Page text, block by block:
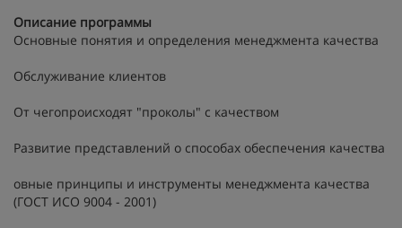
Описание программы
Основные понятия и определения менеджмента качества
Обслуживание клиентов
От чегопроисходят "проколы" с качеством
Развитие представлений о способах обеспечения качества
овные принципы и инструменты менеджмента качества
(ГОСТ ИСО 9004 - 2001)